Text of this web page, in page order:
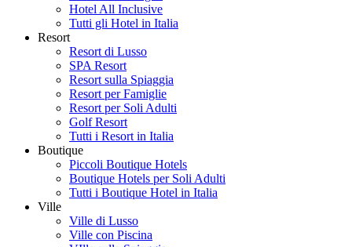
Hotel All Inclusive
Tutti gli Hotel in Italia
Resort
Resort di Lusso
SPA Resort
Resort sulla Spiaggia
Resort per Famiglie
Resort per Soli Adulti
Golf Resort
Tutti i Resort in Italia
Boutique
Piccoli Boutique Hotels
Boutique Hotels per Soli Adulti
Tutti i Boutique Hotel in Italia
Ville
Ville di Lusso
Ville con Piscina